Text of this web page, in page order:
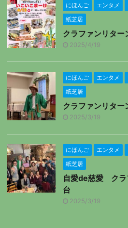
にほんご エンタメ
紙芝居
クラファンリタ
2025/4/19
にほんご エンタメ
紙芝居
クラファンリタ
2025/3/19
にほんご エンタメ
紙芝居
自愛de慈愛 ク
台
2025/3/19